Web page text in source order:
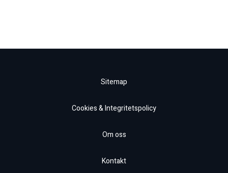
Sitemap
Cookies & Integritetspolicy
Om oss
Kontakt